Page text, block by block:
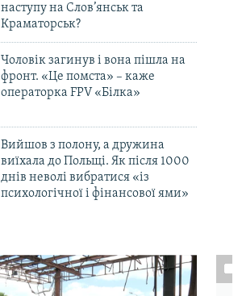
наступу на Слов’янськ та
Краматорськ?
Чоловік загинув і вона пішла на
фронт. «Це помста» – каже
операторка FPV «Білка»
Вийшов з полону, а дружина
виїхала до Польщі. Як після 1000
днів неволі вибратися «із
психологічної і фінансової ями»